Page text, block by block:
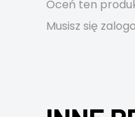
Oceń ten
Musisz się